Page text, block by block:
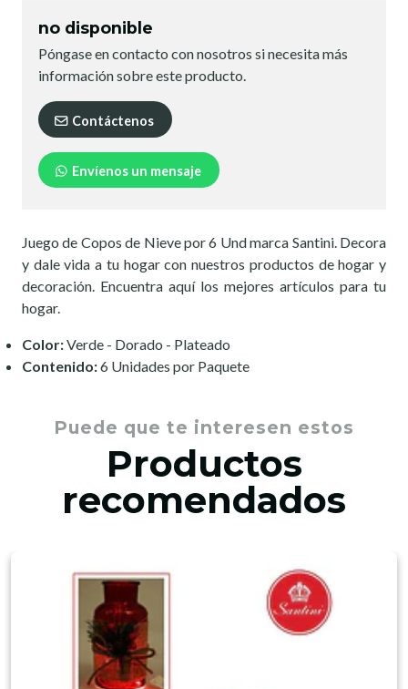
no disponible
Póngase en contacto con nosotros si necesita más
información sobre este producto.
Contáctenos
Envíenos un mensaje
Juego de Copos de Nieve por 6 Und marca Santini. Decora
y dale vida a tu hogar con nuestros productos de hogar y
decoración. Encuentra aquí los mejores artículos para tu
hogar.
Color:Verde - Dorado - Plateado
Contenido:6 Unidades por Paquete
Puede que te interesen estos
Productos
recomendados